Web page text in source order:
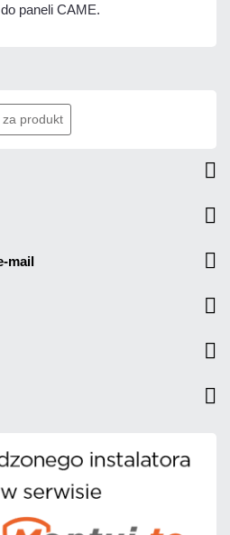
paneli CAME.
produkt
mail